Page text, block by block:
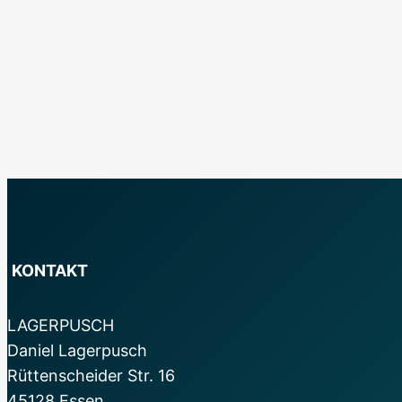
KONTAKT
LAGERPUSCH
Daniel Lagerpusch
Rüttenscheider Str. 16